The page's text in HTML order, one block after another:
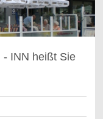
- INN heißt Sie